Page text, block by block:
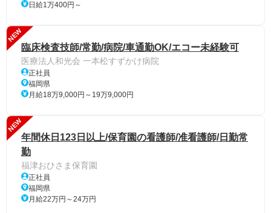
日給1万400円～
NEW
臨床検査技師/常勤/病院/車通勤OK/エコー未経験可
医療法人和光会 一本松すずかけ病院
正社員
福岡県
月給18万9,000円～19万9,000円
NEW
年間休日123日以上/保育園の看護師/准看護師/日勤常
勤
福津おひさま保育園
正社員
福岡県
月給22万円～24万円